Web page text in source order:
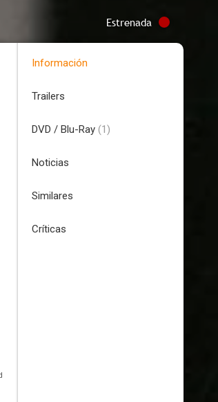
Estrenada
Información
Trailers
DVD / Blu-Ray (1)
Noticias
Similares
Críticas